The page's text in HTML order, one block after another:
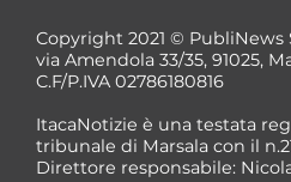
Copyright 2021 © PubliNews
via Amendola 33/35, 91025,
C.F/P.IVA 02786180816
ItacaNotizie è una testata
tribunale di Marsala con il
Direttore responsabile: